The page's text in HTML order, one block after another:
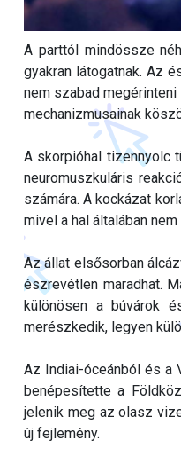
A parttól mindössze
gyakran látogatnak. Az
nem szabad
mechanizmusainak
A skorpióhal tizennyolc
neuromuszkuláris
számára. A kockázat
mivel a hal általában
Az állat elsősorban
észrevétlen maradhat.
különösen a búvárok
merészkedik, legyen
Az Indiai-óceánból és a
benépesítette a
jelenik meg az olasz
új fejlemény.